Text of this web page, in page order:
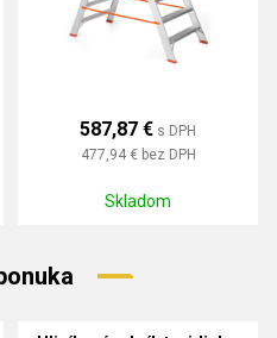
587,87 € s DPH
477,94 € bez DPH
Skladom